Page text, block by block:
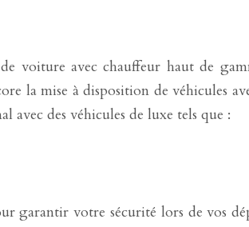
voiture avec chauffeur haut de
la mise à disposition de véhicules
des véhicules de luxe tels que :
garantir votre sécurité lors de vos